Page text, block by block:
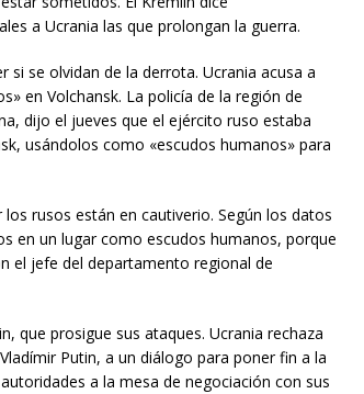
a Ucrania las que prolongan la guerra.
se olvidan de la derrota. Ucrania acusa a
en Volchansk. La policía de la región de
dijo el jueves que el ejército ruso estaba
usándolos como «escudos humanos» para
rusos están en cautiverio. Según los datos
en un lugar como escudos humanos, porque
el jefe del departamento regional de
que prosigue sus ataques. Ucrania rechaza
Putin, a un diálogo para poner fin a la
a la mesa de negociación con sus